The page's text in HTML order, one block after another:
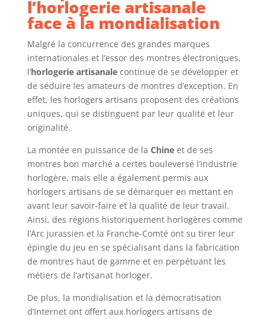
l’horlogerie artisanale
face à la mondialisation
Malgré la concurrence des grandes marques
internationales et l’essor des montres électroniques,
l’horlogerie artisanalecontinue de se développer et
de séduire les amateurs de montres d’exception. En
effet, les horlogers artisans proposent des créations
uniques, qui se distinguent par leur qualité et leur
originalité.
La montée en puissance de la Chineet de ses
montres bon marché a certes bouleversé l’industrie
horlogère, mais elle a également permis aux
horlogers artisans de se démarquer en mettant en
avant leur savoir-faire et la qualité de leur travail.
Ainsi, des régions historiquement horlogères comme
l’Arc jurassien et la Franche-Comté ont su tirer leur
épingle du jeu en se spécialisant dans la fabrication
de montres haut de gamme et en perpétuant les
métiers de l’artisanat horloger.
De plus, la mondialisation et la démocratisation
d’Internet ont offert aux horlogers artisans de